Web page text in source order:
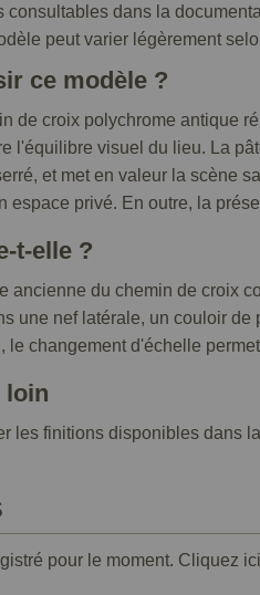
consultables dans la
peut varier légèrement
ce modèle ?
de croix polychrome antique
l'équilibre visuel du lieu. La
et met en valeur la scène
espace privé. En outre, la
t-elle ?
ancienne du chemin de croix
une nef latérale, un couloir
le changement d'échelle
loin
les finitions disponibles dans
pour le moment. Cliquez